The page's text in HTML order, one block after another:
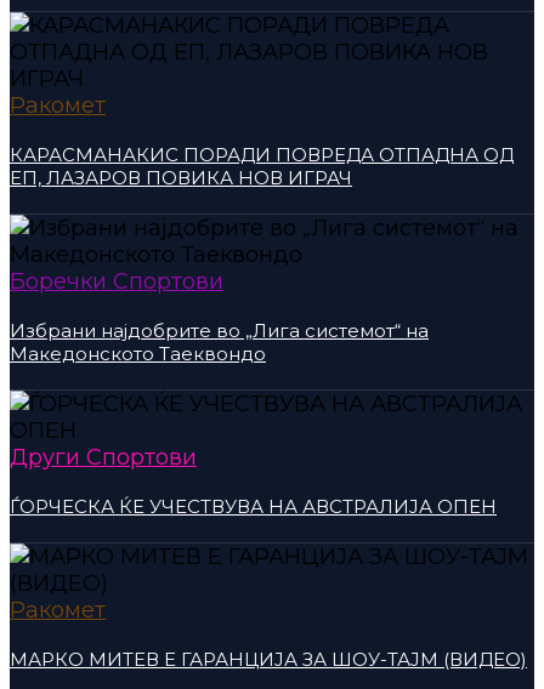
Ракомет
КАРАСМАНАКИС ПОРАДИ ПОВРЕДА ОТПАДНА ОД
ЕП, ЛАЗАРОВ ПОВИКА НОВ ИГРАЧ
Боречки Спортови
Избрани најдобрите во „Лига системот“ на
Македонското Таеквондо
Други Спортови
ЃОРЧЕСКА ЌЕ УЧЕСТВУВА НА АВСТРАЛИЈА ОПЕН
Ракомет
МАРКО МИТЕВ Е ГАРАНЦИЈА ЗА ШОУ-ТАЈМ (ВИДЕО)